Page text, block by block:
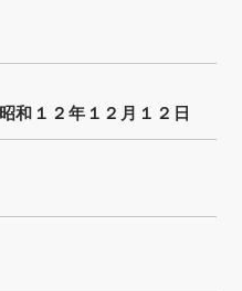
和１２年１２月１２日